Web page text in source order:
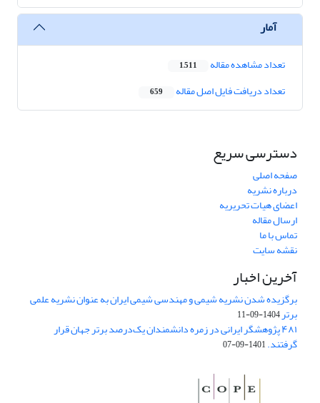
آمار
تعداد مشاهده مقاله 1,511
تعداد دریافت فایل اصل مقاله 659
دسترسی سریع
صفحه اصلی
درباره نشریه
اعضای هیات تحریریه
ارسال مقاله
تماس با ما
نقشه سایت
آخرین اخبار
برگزیده شدن نشریه شیمی و مهندسی شیمی ایران به عنوان نشریه علمی
برتر1404-09-11
۴۸۱ پژوهشگر ایرانی در زمره دانشمندان یک‌درصد برتر جهان قرار
گرفتند.1401-09-07